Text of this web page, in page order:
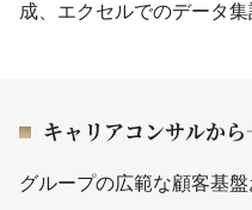
成、エクセルでのデータ
キャリアコンサルから
グループの広範な顧客基